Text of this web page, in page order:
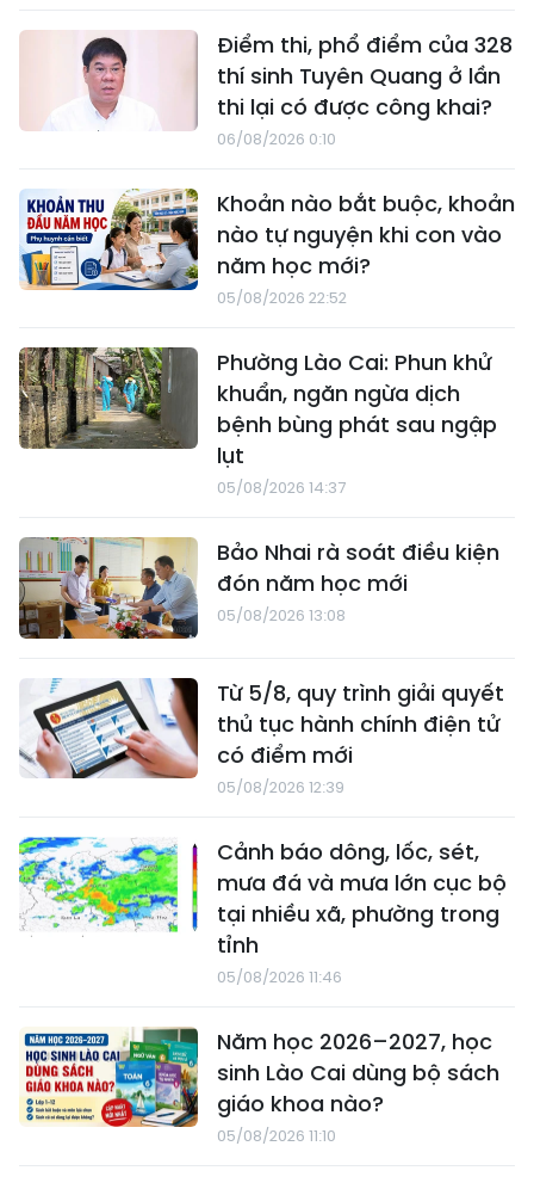
Điểm thi, phổ điểm của 328
thí sinh Tuyên Quang ở lần
thi lại có được công khai?
06/08/2026 0:10
Khoản nào bắt buộc, khoản
nào tự nguyện khi con vào
năm học mới?
05/08/2026 22:52
Phường Lào Cai: Phun khử
khuẩn, ngăn ngừa dịch
bệnh bùng phát sau ngập
lụt
05/08/2026 14:37
Bảo Nhai rà soát điều kiện
đón năm học mới
05/08/2026 13:08
Từ 5/8, quy trình giải quyết
thủ tục hành chính điện tử
có điểm mới
05/08/2026 12:39
Cảnh báo dông, lốc, sét,
mưa đá và mưa lớn cục bộ
tại nhiều xã, phường trong
tỉnh
05/08/2026 11:46
Năm học 2026–2027, học
sinh Lào Cai dùng bộ sách
giáo khoa nào?
05/08/2026 11:10